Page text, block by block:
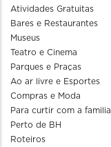
Atividades Gratuitas
Bares e Restaurantes
Museus
Teatro e Cinema
Parques e Praças
Ao ar livre e Esportes
Compras e Moda
Para curtir com a familia
Perto de BH
Roteiros